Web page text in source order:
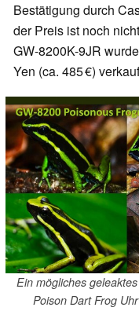
Bestätigung durch
der Preis ist noch
GW-8200K-9JR
Yen (ca. 485 €)
Ein mögliches
Poison Dart Frog